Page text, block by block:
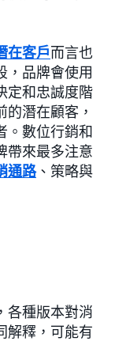
在客戶而言也
，品牌會使用
定和忠誠度階
潛在顧客，
。數位行銷和
帶來最多注意
通路、策略與
各種版本對消
解釋，可能有